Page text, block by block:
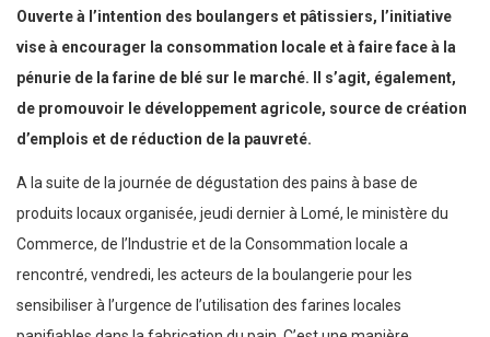
Ouverte à l’intention des boulangers et pâtissiers, l’initiative
vise à encourager la consommation locale et à faire face à la
pénurie de la farine de blé sur le marché. Il s’agit, également,
de promouvoir le développement agricole, source de création
d’emplois et de réduction de la pauvreté.
A la suite de la journée de dégustation des pains à base de
produits locaux organisée, jeudi dernier à Lomé, le ministère du
Commerce, de l’Industrie et de la Consommation locale a
rencontré, vendredi, les acteurs de la boulangerie pour les
sensibiliser à l’urgence de l’utilisation des farines locales